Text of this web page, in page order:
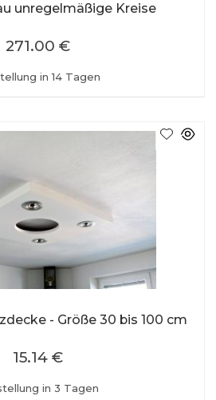
unregelmäßige Kreise
in 14 Tagen
271.00 €
- Größe 30 bis 100 cm
in 3 Tagen
15.14 €